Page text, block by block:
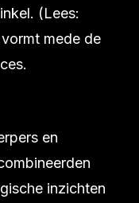
(Lees:
mede de
en
inzichten